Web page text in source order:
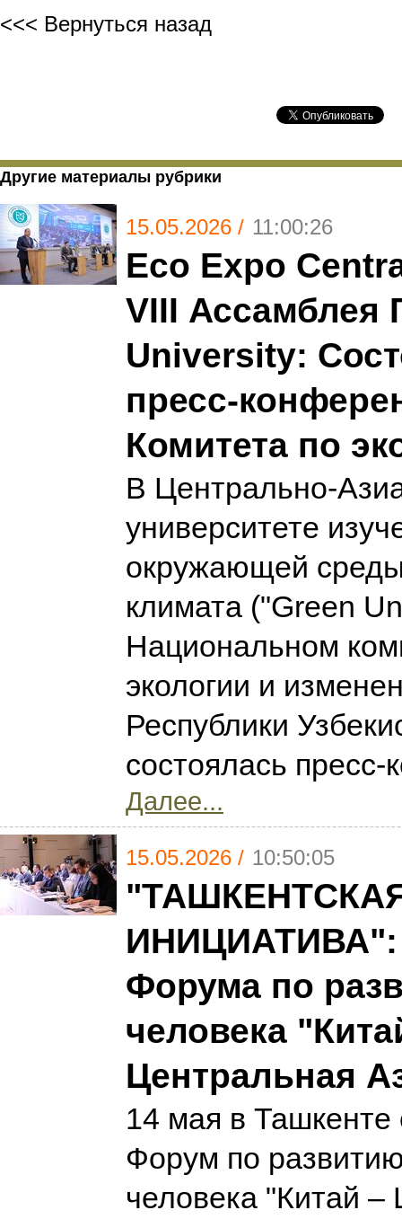
<<< Вернуться назад
Другие материалы рубрики
15.05.2026 / 11:00:26
Eco Expo
VIII Ассамблея
University:
пресс-
Комитета по
В Центрально-
университете
окружающей
климата ("Green
Национальном
экологии и
Республики
состоялась
Далее...
15.05.2026 / 10:50:05
ИНИЦИАТИВА":
Форума по
человека
Центральная
14 мая в Ташкенте
Форум по
человека "Китай –